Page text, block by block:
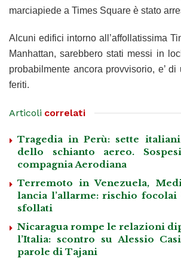
marciapiede a Times Square è stato
Alcuni edifici intorno all’affollatissima
Manhattan, sarebbero stati messi in
probabilmente ancora provvisorio, e’
feriti.
Articoli correlati
Tragedia in Perù: sette
dello schianto aereo.
compagnia Aerodiana
Terremoto in Venezuela,
lancia l’allarme: rischio
sfollati
Nicaragua rompe le relazioni
l’Italia: scontro su Alessio
parole di Tajani